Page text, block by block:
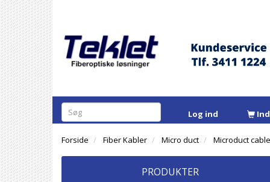
Log ind
Forside Fiber Kabler Micro duct Microduct
PRODUKTER